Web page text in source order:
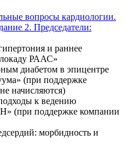
вопросы кардиологии.
2. Председатели:
и раннее
РААС»
диабетом в эпицентре
(при поддержке
начисляются)
к ведению
(при поддержке компании
морбидность и